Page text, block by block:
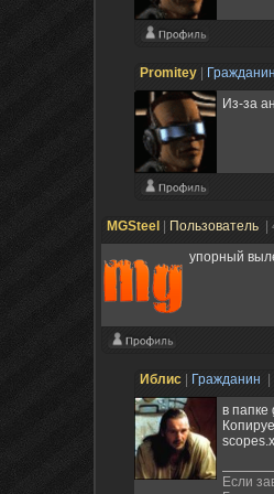
Promitey
Из-за
MGSteel Пользователь
упорный
Иблис Гражданин
в
Если